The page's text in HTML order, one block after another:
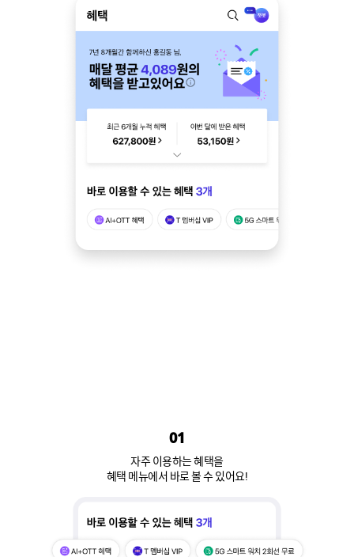
01
자주 이용하는 혜택을
혜택 메뉴에서 바로 볼 수 있어요!